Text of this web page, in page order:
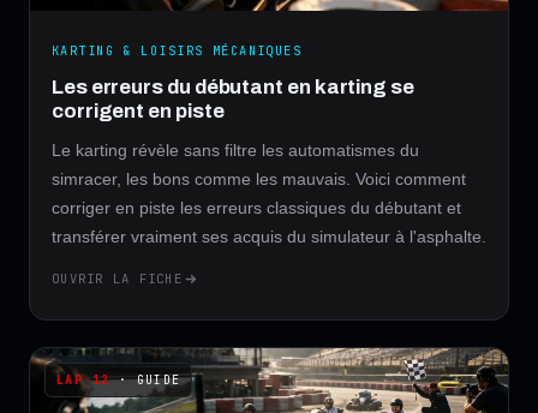
KARTING & LOISIRS MÉCANIQUES
Les erreurs du débutant en karting se
corrigent en piste
Le karting révèle sans filtre les automatismes du
simracer, les bons comme les mauvais. Voici comment
corriger en piste les erreurs classiques du débutant et
transférer vraiment ses acquis du simulateur à l'asphalte.
OUVRIR LA FICHE
· GUIDE